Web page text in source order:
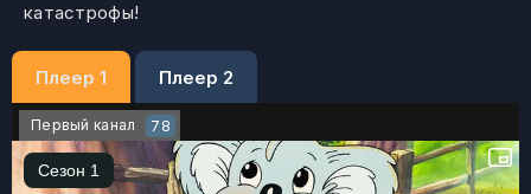
катастрофы!
Плеер 1 Плеер 2
Первый канал 78